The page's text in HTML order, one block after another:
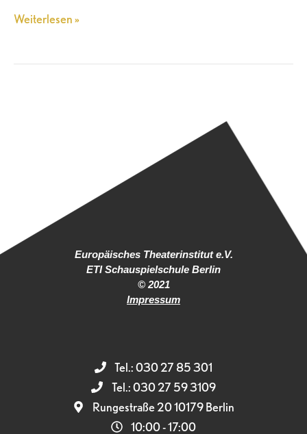
Weiterlesen »
Europäisches Theaterinstitut e.V.
ETI Schauspielschule Berlin
© 2021
Impressum
Tel.: 030 27 85 301
Tel.: 030 27 59 3109
Rungestraße 20 10179 Berlin
10:00 - 17:00